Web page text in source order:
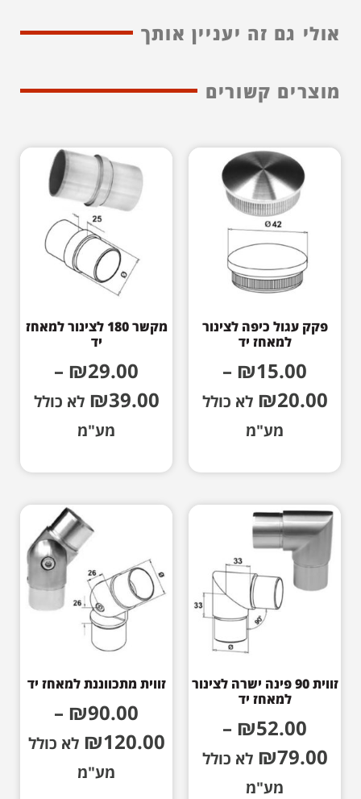
אולי גם זה יעניין אותך
מוצרים קשורים
פקק עגול כיפה לצינור
למאחז יד
₪15.00
–
₪20.00
לא כולל
מע"מ
מקשר 180 לצינור למאחז
יד
₪29.00
–
₪39.00
לא כולל
מע"מ
זווית 90 פינה ישרה לצינור
למאחז יד
₪52.00
–
₪79.00
לא כולל
מע"מ
זווית מתכווננת למאחז יד
₪90.00
–
₪120.00
לא כולל
מע"מ